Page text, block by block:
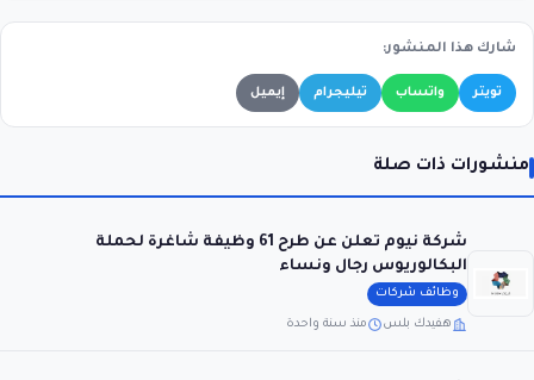
شارك هذا المنشور:
تويتر واتساب تيليجرام إيميل
منشورات ذات صلة
شركة نيوم تعلن عن طرح 61 وظيفة شاغرة لحملة
البكالوريوس رجال ونساء
وظائف شركات
هفيدك بلس منذ سنة واحدة